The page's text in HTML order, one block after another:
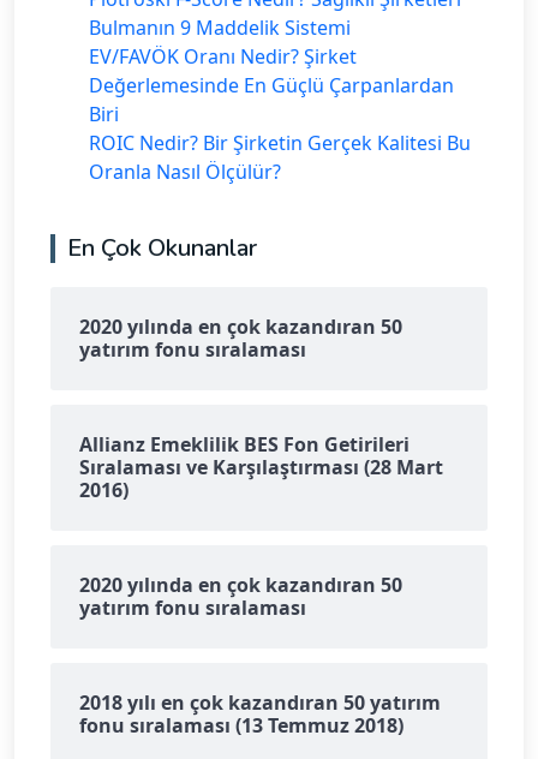
Bulmanın 9 Maddelik Sistemi
EV/FAVÖK Oranı Nedir? Şirket
Değerlemesinde En Güçlü Çarpanlardan
Biri
ROIC Nedir? Bir Şirketin Gerçek Kalitesi Bu
Oranla Nasıl Ölçülür?
En Çok Okunanlar
2020 yılında en çok kazandıran 50
yatırım fonu sıralaması
Allianz Emeklilik BES Fon Getirileri
Sıralaması ve Karşılaştırması (28 Mart
2016)
2020 yılında en çok kazandıran 50
yatırım fonu sıralaması
2018 yılı en çok kazandıran 50 yatırım
fonu sıralaması (13 Temmuz 2018)